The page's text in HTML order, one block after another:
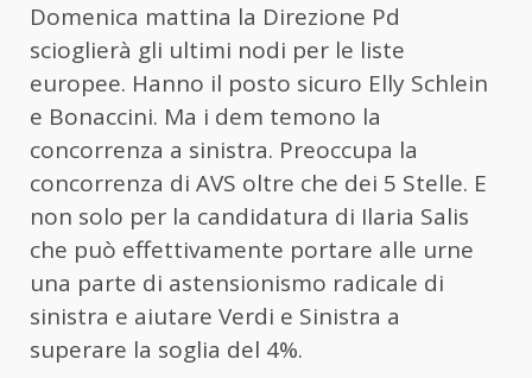
Domenica mattina la Direzione Pd
scioglierà gli ultimi nodi per le liste
europee. Hanno il posto sicuro Elly Schlein
e Bonaccini. Ma i dem temono la
concorrenza a sinistra. Preoccupa la
concorrenza di AVS oltre che dei 5 Stelle. E
non solo per la candidatura di Ilaria Salis
che può effettivamente portare alle urne
una parte di astensionismo radicale di
sinistra e aiutare Verdi e Sinistra a
superare la soglia del 4%.